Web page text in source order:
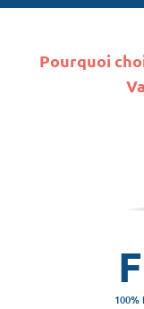
Pourquoi
100%